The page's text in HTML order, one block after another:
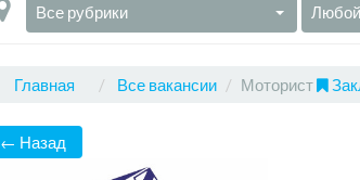
Все рубрики
Главная Все вакансии Моторист
← Назад